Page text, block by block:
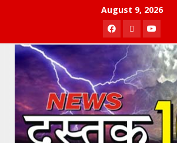
August 9, 2026
Facebook
TwitterYoutube